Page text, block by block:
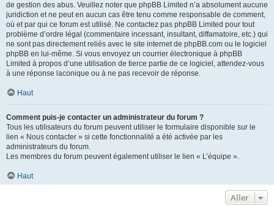
de gestion des abus. Veuillez noter que phpBB Limited n’a absolument aucune
juridiction et ne peut en aucun cas être tenu comme responsable de comment,
où et par qui ce forum est utilisé. Ne contactez pas phpBB Limited pour tout
problème d’ordre légal (commentaire incessant, insultant, diffamatoire, etc.) qui
ne sont pas directement reliés avec le site internet de phpBB.com ou le logiciel
phpBB en lui-même. Si vous envoyez un courrier électronique à phpBB
Limited à propos d’une utilisation de tierce partie de ce logiciel, attendez-vous
à une réponse laconique ou à ne pas recevoir de réponse.
Haut
Comment puis-je contacter un administrateur du forum ?
Tous les utilisateurs du forum peuvent utiliser le formulaire disponible sur le
lien « Nous contacter » si cette fonctionnalité a été activée par les
administrateurs du forum.
Les membres du forum peuvent également utiliser le lien « L’équipe ».
Haut
Aller